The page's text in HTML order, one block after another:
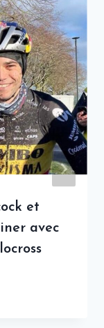
et
avec